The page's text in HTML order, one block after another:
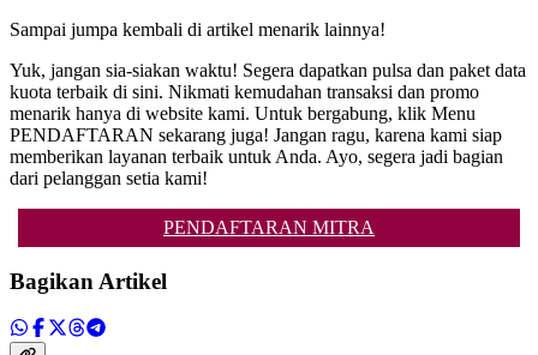
Sampai jumpa kembali di artikel menarik lainnya!
Yuk, jangan sia-siakan waktu! Segera dapatkan pulsa dan paket data
kuota terbaik di sini. Nikmati kemudahan transaksi dan promo
menarik hanya di website kami. Untuk bergabung, klik Menu
PENDAFTARAN sekarang juga! Jangan ragu, karena kami siap
memberikan layanan terbaik untuk Anda. Ayo, segera jadi bagian
dari pelanggan setia kami!
PENDAFTARAN MITRA
Bagikan Artikel